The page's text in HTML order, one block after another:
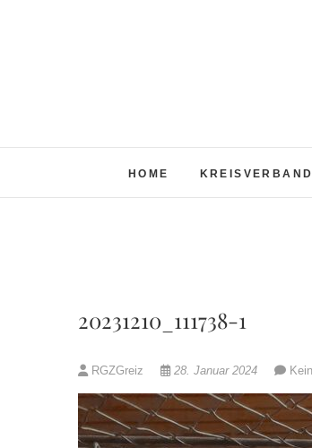
HOME KREISVERBAND
20231210_111738-1
RGZGreiz 28. Januar 2024